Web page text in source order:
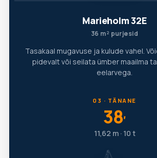
Marieholm 32E
36 m² purjesid
Tasakaal mugavuse ja kulude vahel.
pidevalt või seilata ümber maailma
eelarvega.
03 · TÄNANE
38′
11,62 m · 10 t